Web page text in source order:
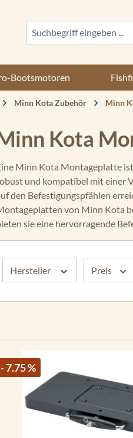
Bootsmotoren
Minn Kota Zubehör Minn
Kota
Minn Kota Montageplatte
und kompatibel mit einer
den Befestigungspfählen
von Minn Kota
sie eine hervorragende
Hersteller Preis
- 7.75 %